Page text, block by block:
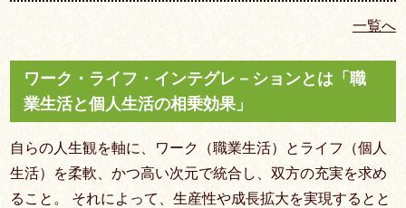
一覧へ
ワーク・ライフ・インテグレ－ションとは「職
業生活と個人生活の相乗効果」
自らの人生観を軸に、ワーク（職業生活）とライフ（個人
生活）を柔軟、かつ高い次元で統合し、双方の充実を求め
ること。 それによって、生産性や成長拡大を実現するとと